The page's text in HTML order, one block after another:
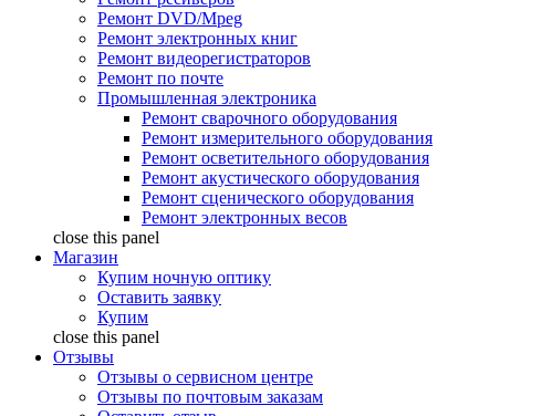
Ремонт DVD/Mpeg
Ремонт электронных книг
Ремонт видеорегистраторов
Ремонт по почте
Промышленная электроника
Ремонт сварочного оборудования
Ремонт измерительного оборудования
Ремонт осветительного оборудования
Ремонт акустического оборудования
Ремонт сценического оборудования
Ремонт электронных весов
close this panel
Магазин
Купим ночную оптику
Оставить заявку
Купим
close this panel
Отзывы
Отзывы о сервисном центре
Отзывы по почтовым заказам